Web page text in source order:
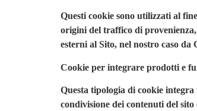
Questi cookie sono utilizzati al
origini del traffico di
esterni al Sito, nel nostro caso da
Cookie per integrare prodotti e
Questa tipologia di cookie
condivisione dei contenuti del